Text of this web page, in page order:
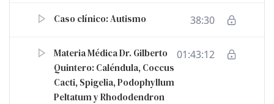
Caso clínico: Autismo 38:30
Materia Médica Dr. Gilberto
Quintero: Caléndula, Coccus
Cacti, Spigelia, Podophyllum
Peltatum y Rhododendron
01:43:12